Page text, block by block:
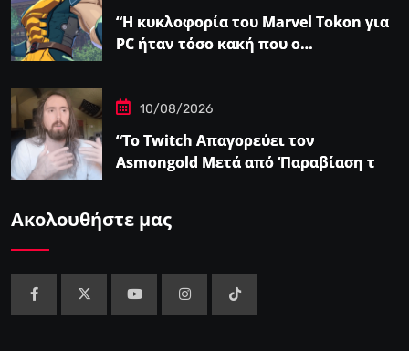
“Η κυκλοφορία του Marvel Tokon για
PC ήταν τόσο κακή που ο…
10/08/2026
“Το Twitch Απαγορεύει τον
Asmongold Μετά από ‘Παραβίαση των
Ακολουθήστε μας